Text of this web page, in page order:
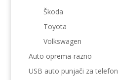
Škoda
Toyota
Volkswagen
Auto oprema-razno
USB auto punjači za telefon